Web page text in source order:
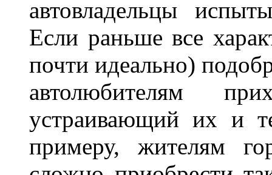
автовладельцы
Если раньше все
почти идеально)
автолюбителям
устраивающий их и
примеру, жителям